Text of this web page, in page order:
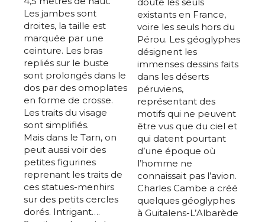
Les jambes sont
droites, la taille est
marquée par une
ceinture. Les bras
repliés sur le buste
sont prolongés dans le
dos par des omoplates
en forme de crosse.
Les traits du visage
sont simplifiés.
Mais dans le Tarn, on
peut aussi voir des
petites figurines
reprenant les traits de
ces statues-menhirs
sur des petits cercles
dorés. Intrigant….
doute les seuls
existants en France,
voire les seuls hors du
Pérou. Les géoglyphes
désignent les
immenses dessins faits
dans les déserts
péruviens,
représentant des
motifs qui ne peuvent
être vus que du ciel et
qui datent pourtant
d’une époque où
l’homme ne
connaissait pas l’avion.
Charles Cambe a créé
quelques géoglyphes
à Guitalens-L’Albarède